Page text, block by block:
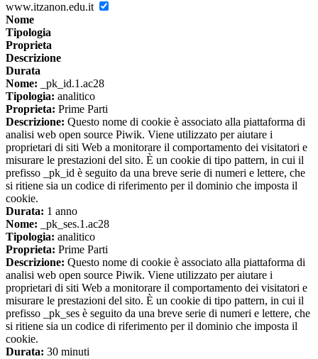
www.itzanon.edu.it
Nome
Tipologia
Proprieta
Descrizione
Durata
Nome: _pk_id.1.ac28
Tipologia: analitico
Proprieta: Prime Parti
Descrizione: Questo nome di cookie è associato alla piattaforma di
analisi web open source Piwik. Viene utilizzato per aiutare i
proprietari di siti Web a monitorare il comportamento dei visitatori e
misurare le prestazioni del sito. È un cookie di tipo pattern, in cui il
prefisso _pk_id è seguito da una breve serie di numeri e lettere, che
si ritiene sia un codice di riferimento per il dominio che imposta il
cookie.
Durata: 1 anno
Nome: _pk_ses.1.ac28
Tipologia: analitico
Proprieta: Prime Parti
Descrizione: Questo nome di cookie è associato alla piattaforma di
analisi web open source Piwik. Viene utilizzato per aiutare i
proprietari di siti Web a monitorare il comportamento dei visitatori e
misurare le prestazioni del sito. È un cookie di tipo pattern, in cui il
prefisso _pk_ses è seguito da una breve serie di numeri e lettere, che
si ritiene sia un codice di riferimento per il dominio che imposta il
cookie.
Durata: 30 minuti